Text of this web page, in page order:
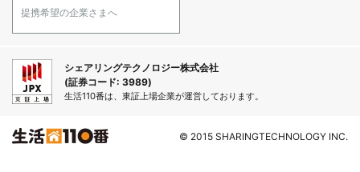
提携希望の企業さまへ
シェアリングテクノロジー株式会社
(証券コード: 3989)
生活110番は、東証上場企業が運営しております。
© 2015 SHARINGTECHNOLOGY INC.